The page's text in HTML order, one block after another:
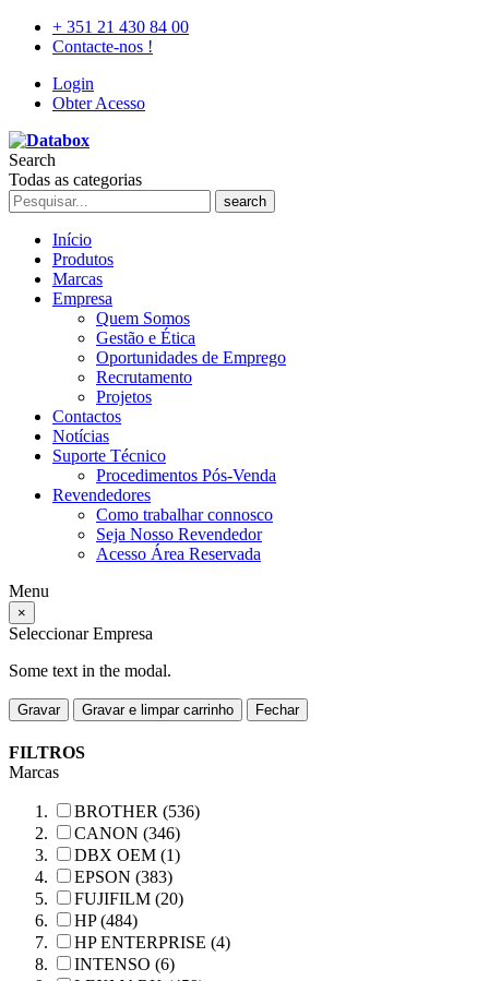
+ 351 21 430 84 00
Contacte-nos !
Login
Obter Acesso
Search
Todas as categorias
search
Início
Produtos
Marcas
Empresa
Quem Somos
Gestão e Ética
Oportunidades de Emprego
Recrutamento
Projetos
Contactos
Notícias
Suporte Técnico
Procedimentos Pós-Venda
Revendedores
Como trabalhar connosco
Seja Nosso Revendedor
Acesso Área Reservada
Menu
×
Seleccionar Empresa
Some text in the modal.
Gravar Gravar e limpar carrinho Fechar
FILTROS
Marcas
BROTHER (536)
CANON (346)
DBX OEM (1)
EPSON (383)
FUJIFILM (20)
HP (484)
HP ENTERPRISE (4)
INTENSO (6)